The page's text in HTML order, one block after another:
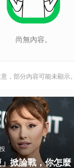
尚無內容。
，部分內容可能未顯示。
掀論戰，你怎麼